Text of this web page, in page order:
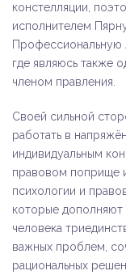
констелляции,
исполнителем
Профессиональную
где являюсь также
членом правления.
Своей сильной
работать в
индивидуальным
правовом поприще
психологии и
которые дополняют
человека
важных проблем,
рациональных